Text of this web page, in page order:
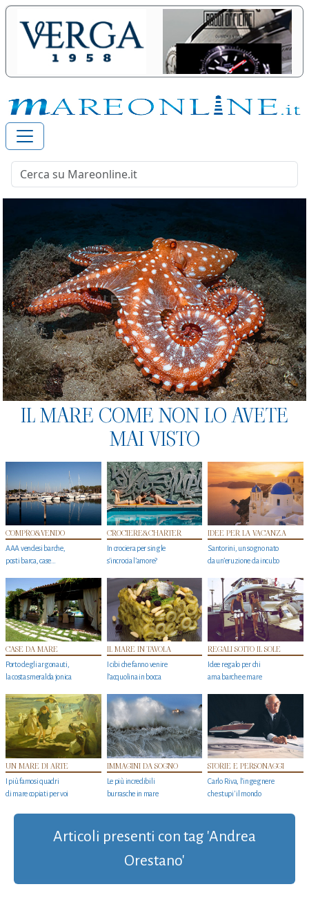
IL MARE COME NON LO AVETE
MAI VISTO
COMPRO&VENDO
AAA vendesi barche,
posti barca, case…
CROCIERE&CHARTER
In crociera per single
s'incrocia l’amore?
IDEE PER LA VACANZA
Santorini, un sogno nato
da un’eruzione da incubo
CASE DA MARE
Porto degli argonauti,
la costa smeralda jonica
IL MARE IN TAVOLA
I cibi che fanno venire
l’acquolina in bocca
REGALI SOTTO IL SOLE
Idee regalo per chi
ama barche e mare
UN MARE DI ARTE
I più famosi quadri
di mare copiati per voi
IMMAGINI DA SOGNO
Le più incredibili
burrasche in mare
STORIE E PERSONAGGI
Carlo Riva, l’ingegnere
che stupi' il mondo
Articoli presenti con tag 'Andrea
Orestano'